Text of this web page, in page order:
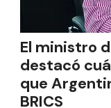
El ministro
destacó
que
BRICS